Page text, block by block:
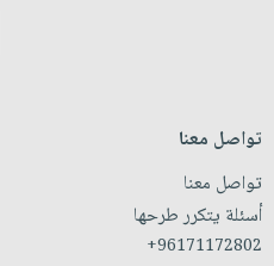
تواصل معنا
تواصل معنا
أسئلة يتكرر طرحها
+96171172802